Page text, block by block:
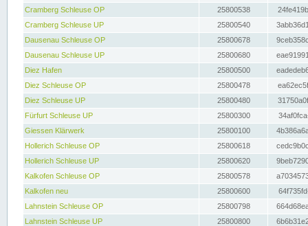
Cramberg Schleuse OP
25800538
Cramberg Schleuse UP
25800540
Dausenau Schleuse OP
25800678
Dausenau Schleuse UP
25800680
Diez Hafen
25800500
Diez Schleuse OP
25800478
Diez Schleuse UP
25800480
Fürfurt Schleuse UP
25800300
Giessen Klärwerk
25800100
Hollerich Schleuse OP
25800618
Hollerich Schleuse UP
25800620
Kalkofen Schleuse OP
25800578
Kalkofen neu
25800600
Lahnstein Schleuse OP
25800798
Lahnstein Schleuse UP
25800800